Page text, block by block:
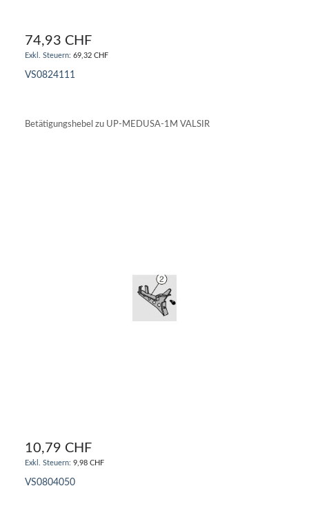
74,93 CHF
69,32 CHF
VS0824111
Betätigungshebel zu UP-MEDUSA-1M VALSIR
10,79 CHF
9,98 CHF
VS0804050